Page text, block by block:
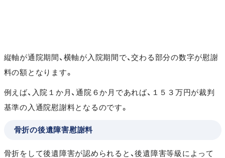
縦軸が通院期間、横軸が入院期間で、交わる部分の数字が慰謝
料の額となります。
例えば、入院１か月、通院６か月であれば、１５３万円が裁判
基準の入通院慰謝料となるのです。
骨折の後遺障害慰謝料
骨折をして後遺障害が認められると、後遺障害等級によって